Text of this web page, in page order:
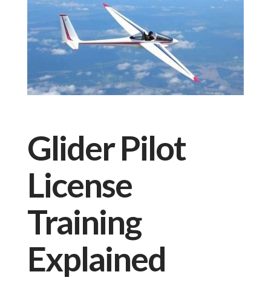
Glider Pilot
License
Training
Explained